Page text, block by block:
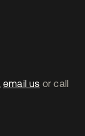
email us or call